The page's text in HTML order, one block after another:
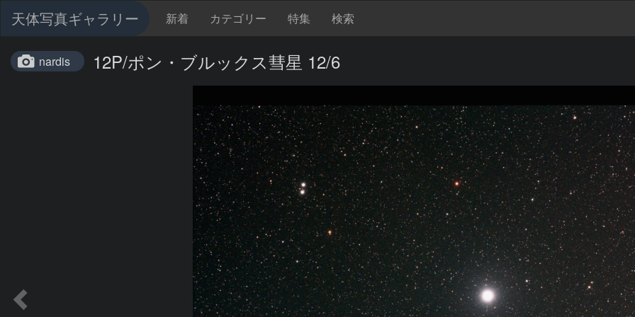
天体写真ギャラリー 新着 カテゴリー 特集 検索
nardis 12P/ポン・ブルックス彗星 12/6